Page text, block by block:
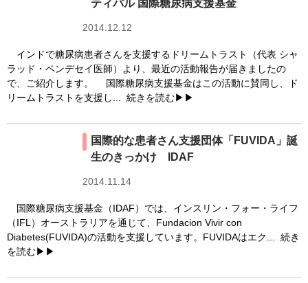
ティバル 国際糖尿病支援基金
2014.12.12
インドで糖尿病患者さんを支援するドリームトラスト（代表 シャ
ラッド・ペンデセイ医師）より、最近の活動報告が届きましたの
で、ご紹介します。 国際糖尿病支援基金はこの活動に賛同し、ド
リームトラストを支援し... 続きを読む▶▶
国際的な患者さん支援団体「FUVIDA」誕
生のきっかけ IDAF
2014.11.14
国際糖尿病支援基金（IDAF）では、インスリン・フォー・ライフ
（IFL）オーストラリアを通じて、Fundacion Vivir con
Diabetes(FUVIDA)の活動を支援しています。FUVIDAはエク... 続き
を読む▶▶